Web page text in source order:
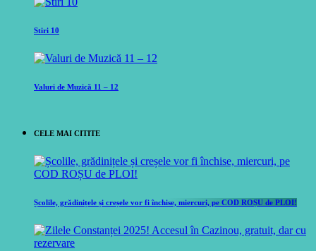
Stiri 10
Valuri de Muzică 11 – 12
CELE MAI CITITE
Școlile, grădinițele și creșele vor fi închise, miercuri, pe COD ROȘU de PLOI!